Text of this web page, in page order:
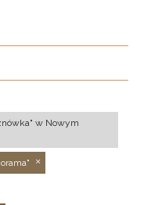
w Nowym